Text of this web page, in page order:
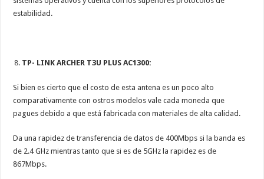
estabilidad.
TP- LINK ARCHER T3U PLUS AC1300:
Si bien es cierto que el costo de esta antena es un poco alto
comparativamente con ostros modelos vale cada moneda que
pagues debido a que está fabricada con materiales de alta calidad.
Da una rapidez de transferencia de datos de 400Mbps si la banda es
de 2.4 GHz mientras tanto que si es de 5GHz la rapidez es de
867Mbps.